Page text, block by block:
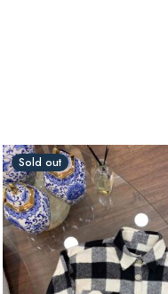
Sold out